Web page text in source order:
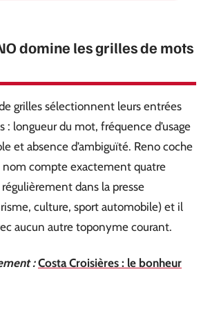
domine les grilles de mots
grilles sélectionnent leurs entrées
: longueur du mot, fréquence d’usage
et absence d’ambiguïté. Reno coche
nom compte exactement quatre
dans la presse
culture, sport automobile) et il
aucun autre toponyme courant.
: Costa Croisières : le bonheur